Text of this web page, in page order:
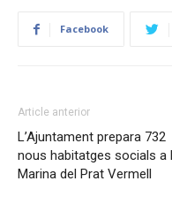
Facebook
Article anterior
L’Ajuntament prepara 732
nous habitatges socials a
Marina del Prat Vermell